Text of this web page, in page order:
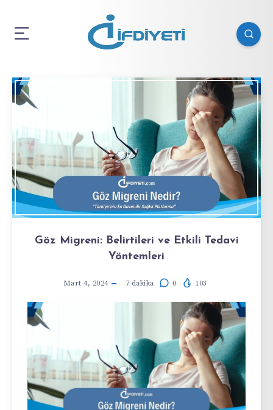
Göz Migreni: Belirtileri ve Etkili Tedavi
Yöntemleri
Mart 4, 2024 7 dakika 0 103